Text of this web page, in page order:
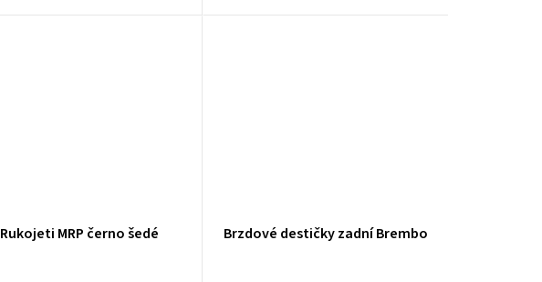
Rukojeti MRP černo šedé Brzdové destičky zadní Brembo